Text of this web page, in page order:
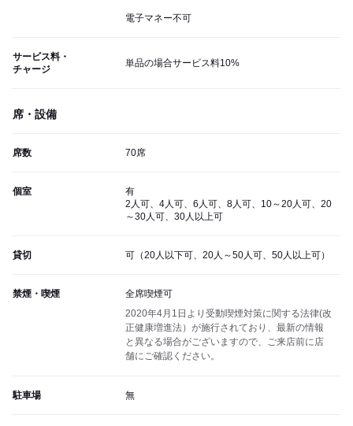
電子マネー不可
サービス料・
チャージ
単品の場合サービス料10%
席・設備
席数 70席
個室
有
2人可、4人可、6人可、8人可、10～20人可、20
～30人可、30人以上可
貸切 可（20人以下可、20人～50人可、50人以上可）
禁煙・喫煙
全席喫煙可
2020年4月1日より受動喫煙対策に関する法律(改
正健康増進法）が施行されており、最新の情報
と異なる場合がございますので、ご来店前に店
舗にご確認ください。
駐車場 無